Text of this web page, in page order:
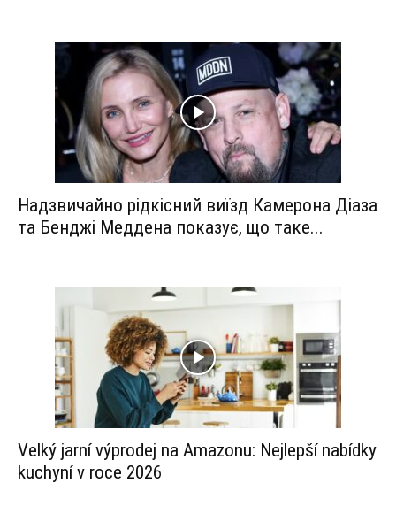
Надзвичайно рідкісний виїзд Камерона Діаза
та Бенджі Меддена показує, що таке...
Velký jarní výprodej na Amazonu: Nejlepší nabídky
kuchyní v roce 2026